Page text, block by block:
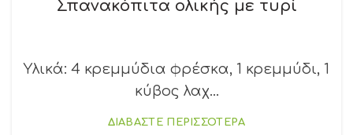
Σπανακόπιτα ολικής με τυρί
Υλικά: 4 κρεμμύδια φρέσκα, 1 κρεμμύδι, 1
κύβος λαχ...
ΔΙΑΒΑΣΤΕ ΠΕΡΙΣΣΟΤΕΡΑ